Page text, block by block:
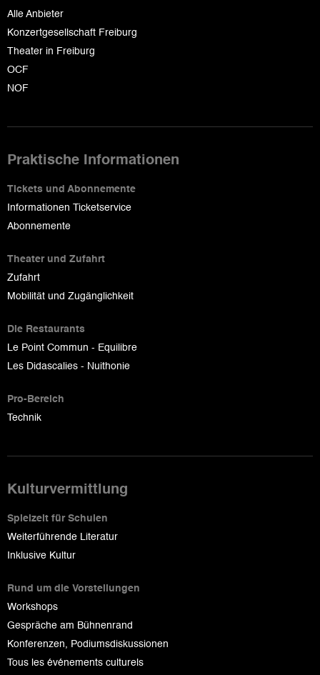
Alle Anbieter
Konzertgesellschaft Freiburg
Theater in Freiburg
OCF
NOF
Praktische Informationen
Tickets und Abonnemente
Informationen Ticketservice
Abonnemente
Theater und Zufahrt
Zufahrt
Mobilität und Zugänglichkeit
Die Restaurants
Le Point Commun - Equilibre
Les Didascalies - Nuithonie
Pro-Bereich
Technik
Kulturvermittlung
Spielzeit für Schulen
Weiterführende Literatur
Inklusive Kultur
Rund um die Vorstellungen
Workshops
Gespräche am Bühnenrand
Konferenzen, Podiumsdiskussionen
Tous les événements culturels